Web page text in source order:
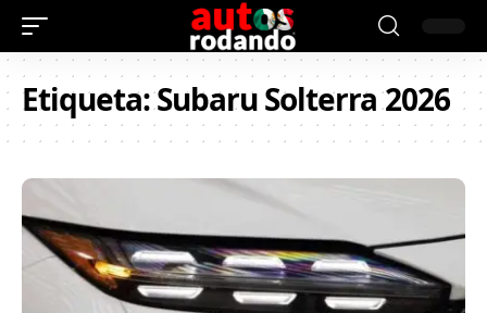
Etiqueta:Subaru Solterra 2026